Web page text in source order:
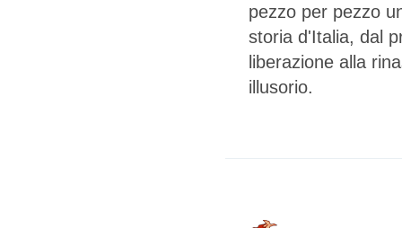
pezzo per pezzo
storia d'Italia, dal
liberazione alla
illusorio.